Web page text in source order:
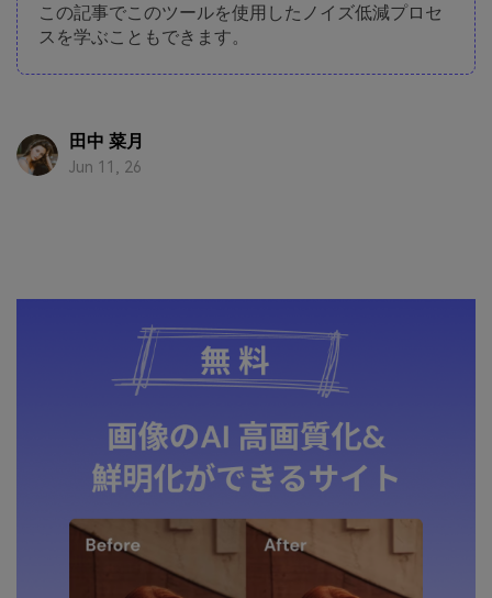
この記事でこのツールを使用したノイズ低減プロセ
スを学ぶこともできます。
田中 菜月
Jun 11, 26